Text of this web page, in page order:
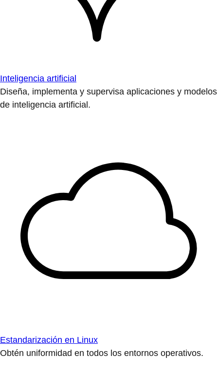
Inteligencia artificial
Diseña, implementa y supervisa aplicaciones y modelos
de inteligencia artificial.
Estandarización en Linux
Obtén uniformidad en todos los entornos operativos.